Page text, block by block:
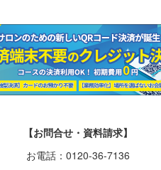
【お問合せ・資料請求】
お電話：0120-36-7136